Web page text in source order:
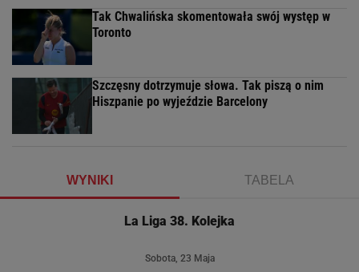
Tak Chwalińska skomentowała swój występ w
Toronto
Szczęsny dotrzymuje słowa. Tak piszą o nim
Hiszpanie po wyjeździe Barcelony
WYNIKI TABELA
La Liga 38. Kolejka
Sobota, 23 Maja